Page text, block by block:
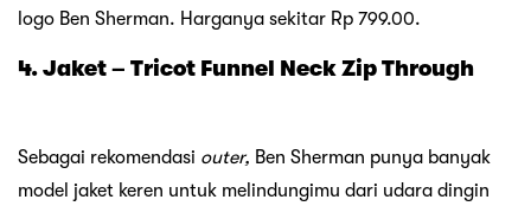
logo Ben Sherman. Harganya sekitar Rp 799.00.
4. Jaket – Tricot Funnel Neck Zip Through
Sebagai rekomendasi outer, Ben Sherman punya banyak
model jaket keren untuk melindungimu dari udara dingin